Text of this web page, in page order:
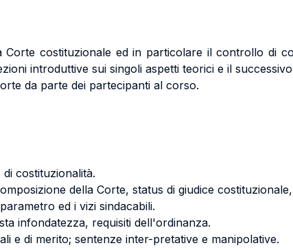
costituzionale ed in particolare il controllo di
introduttive sui singoli aspetti teorici e il successivo
da parte dei partecipanti al corso.
costituzionalità.
della Corte, status di giudice
ed i vizi sindacabili.
infondatezza, requisiti dell'ordinanza.
e di merito; sentenze inter-pretative e manipolative.